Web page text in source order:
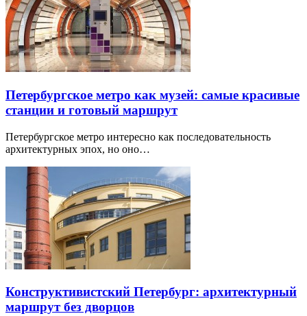
Петербургское метро как музей: самые красивые
станции и готовый маршрут
Петербургское метро интересно как последовательность
архитектурных эпох, но оно…
Конструктивистский Петербург: архитектурный
маршрут без дворцов